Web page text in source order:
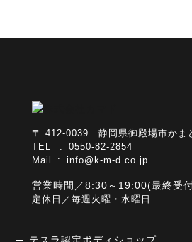
〒 412-0039 静岡県御殿場市かま
TEL : 0550-82-2854
Mail : info@k-m-d.co.jp
営業時間／8:30～19:00(最終受
定休日／毎週火曜・水曜日